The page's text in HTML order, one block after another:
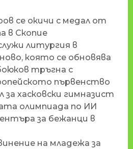
се окичи с медал от
в Скопие
литургия в
която се обновява
тръгна с
първенство
за хасковски гимназист
олимпиада по ИИ
за бежанци в
на младежа за